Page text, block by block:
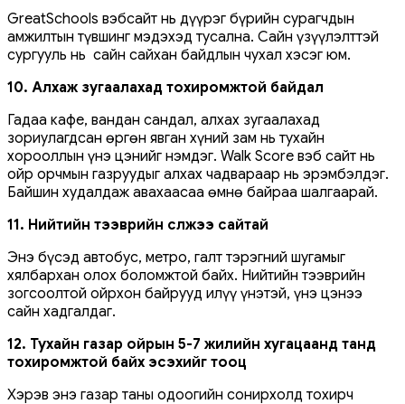
GreatSchools вэбсайт нь дүүрэг бүрийн сурагчдын
амжилтын түвшинг мэдэхэд тусална. Сайн үзүүлэлттэй
сургууль нь сайн сайхан байдлын чухал хэсэг юм.
10. Алхаж зугаалахад тохиромжтой байдал
Гадаа кафе, вандан сандал, алхах зугаалахад
зориулагдсан өргөн явган хүний ​​зам нь тухайн
хорооллын үнэ цэнийг нэмдэг. Walk Score вэб сайт нь
ойр орчмын газруудыг алхах чадвараар нь эрэмбэлдэг.
Байшин худалдаж авахаасаа өмнө байраа шалгаарай.
11. Нийтийн тээврийн сүлжээ сайтай
Энэ бүсэд автобус, метро, ​​галт тэрэгний шугамыг
хялбархан олох боломжтой байх. Нийтийн тээврийн
зогсоолтой ойрхон байрууд илүү үнэтэй, үнэ цэнээ
сайн хадгалдаг.
12. Тухайн газар ойрын 5-7 жилийн хугацаанд танд
тохиромжтой байх эсэхийг тооц
Хэрэв энэ газар таны одоогийн сонирхолд тохирч